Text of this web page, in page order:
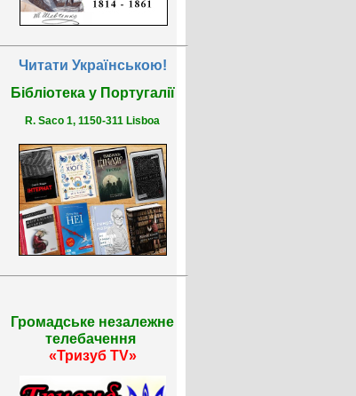
Читати Українською!
Бібліотека у Португалії
R. Saco 1, 1150-311 Lisboa
Громадське незалежне
телебачення
«Тризуб TV»